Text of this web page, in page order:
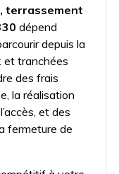
terrassement
dépend
depuis la
et tranchées
des frais
la réalisation
et des
fermeture de